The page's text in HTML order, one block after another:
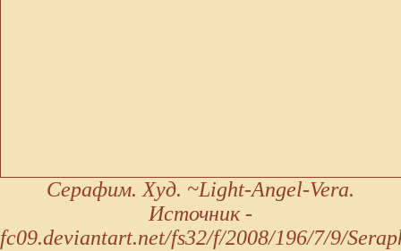
Серафим. Худ. ~Light-Angel-Vera.
Источник -
fc09.deviantart.net/fs32/f/2008/196/7/9/